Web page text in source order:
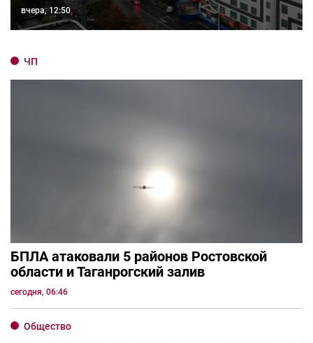
вчера, 12:50
ЧП
БПЛА атаковали 5 районов Ростовской
области и Таганрогский залив
сегодня, 06:46
Общество